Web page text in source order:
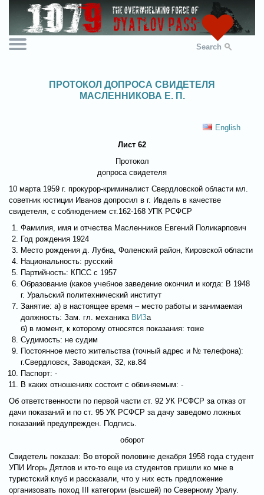
Search
ПРОТОКОЛ ДОПРОСА СВИДЕТЕЛЯ
МАСЛЕННИКОВА Е. П.
English
Лист 62
Протокол
допроса свидетеля
10 марта 1959 г. прокурор-криминалист Свердловской области мл.
советник юстиции Иванов допросил в г. Ивдель в качестве
свидетеля, с соблюдением ст.162-168 УПК РСФСР
Фамилия, имя и отчества Масленников Евгений Поликарпович
Год рождения 1924
Место рождения д. Лубна, Фоленский район, Кировской области
Национальность: русский
Партийность: КПСС с 1957
Образование (какое учебное заведение окончил и когда: В 1948
г. Уральский политехнический институт
Занятие: а) в настоящее время – место работы и занимаемая
должность: Зам. гл. механика ВИЗа
б) в момент, к которому относятся показания: тоже
Судимость: не судим
Постоянное место жительства (точный адрес и № телефона):
г.Свердловск, Заводская, 32, кв.84
Паспорт: -
В каких отношениях состоит с обвиняемым: -
Об ответственности по первой части ст. 92 УК РСФСР за отказ от
дачи показаний и по ст. 95 УК РСФСР за дачу заведомо ложных
показаний предупрежден. Подпись.
оборот
Свидетель показал: Во второй половине декабря 1958 года студент
УПИ Игорь Дятлов и кто-то еще из студентов пришли ко мне в
туристский клуб и рассказали, что у них есть предложение
организовать поход III категории (высшей) по Северному Уралу.